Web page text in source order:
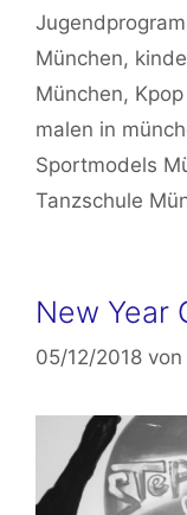
München,
München,
malen in
Sportmodels
Tanzschule
New Year
05/12/2018 von